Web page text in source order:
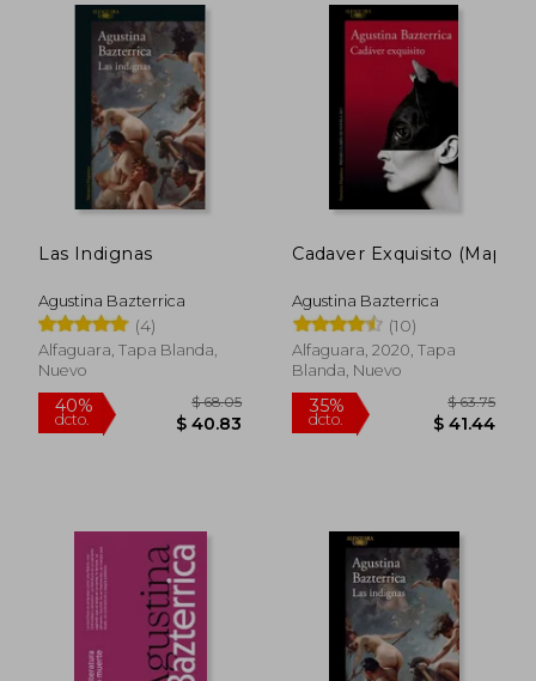
$ 21.38
45%
dcto. $
Las Indignas
Agustina Bazterrica
(4)
Alfaguara, Tapa Blanda,
Nuevo
Cadaver Exquisito (Mapa
Agustina Bazterrica
(10)
Alfaguara, 2020, Tapa
Blanda, Nuevo